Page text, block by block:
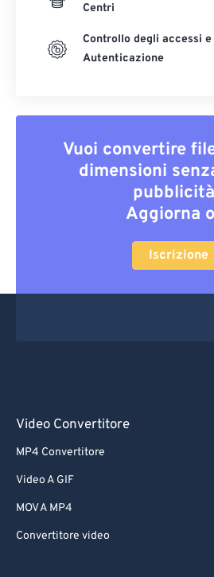
Centri
Controllo degli accessi e
Autenticazione
Vuoi convertire
dimensioni
Aggiorna
Iscrizione
Video Convertitore
MP4 Convertitore
Video A GIF
MOV A MP4
Convertitore video